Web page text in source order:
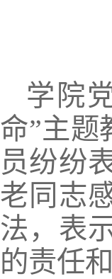
学院
命”主题
员纷纷
老同志
法，表
的责任